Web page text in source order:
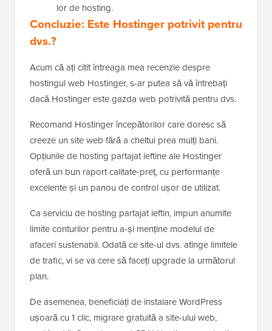
lor de hosting.
Concluzie: Este Hostinger potrivit pentru
dvs.?
Acum că ați citit întreaga mea recenzie despre
hostingul web Hostinger, s-ar putea să vă întrebați
dacă Hostinger este gazda web potrivită pentru dvs.
Recomand Hostinger începătorilor care doresc să
creeze un site web fără a cheltui prea mulți bani.
Opțiunile de hosting partajat ieftine ale Hostinger
oferă un bun raport calitate-preț, cu performanțe
excelente și un panou de control ușor de utilizat.
Ca serviciu de hosting partajat ieftin, impun anumite
limite conturilor pentru a-și menține modelul de
afaceri sustenabil. Odată ce site-ul dvs. atinge limitele
de trafic, vi se va cere să faceți upgrade la următorul
plan.
De asemenea, beneficiați de instalare WordPress
ușoară cu 1 clic, migrare gratuită a site-ului web,